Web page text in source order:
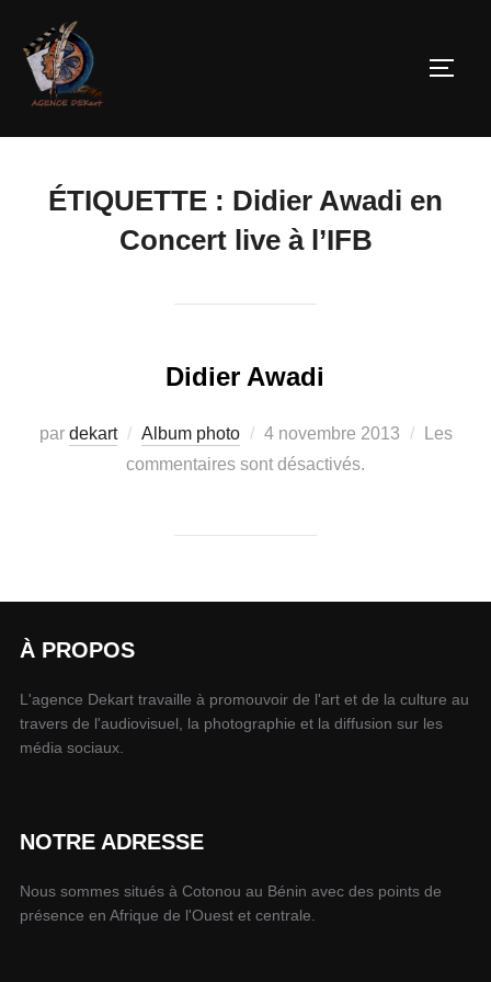
ÉTIQUETTE : Didier Awadi en
Concert live à l’IFB
Didier Awadi
par dekart Album photo 4 novembre 2013
Les
commentaires sont désactivés.
À PROPOS
L'agence Dekart travaille à promouvoir de l'art et de la culture au
travers de l'audiovisuel, la photographie et la diffusion sur les
média sociaux.
NOTRE ADRESSE
Nous sommes situés à Cotonou au Bénin avec des points de
présence en Afrique de l'Ouest et centrale.